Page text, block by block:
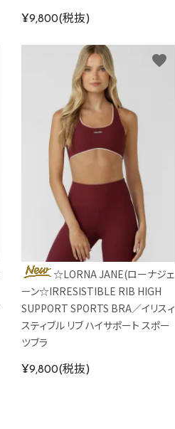
¥9,800(税抜)
☆LORNA JANE(ローナジェ
ーン☆IRRESISTIBLE RIB HIGH
SUPPORT SPORTS BRA／イリスィ
スティブル リブ ハイサポート スポー
ツブラ
¥9,800(税抜)
favorite